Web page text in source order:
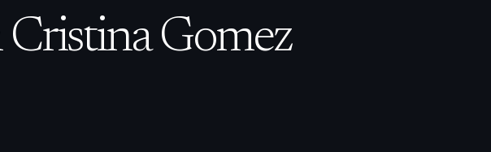
Gomez